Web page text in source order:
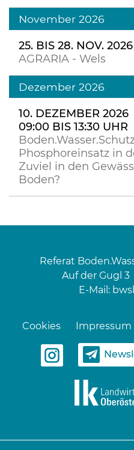
November 2026
25. BIS 28. NOV. 2026
AGRARIA - Wels
Dezember 2026
10. DEZEMBER 2026
09:00 BIS 13:30 UHR
Phosphoreinsatz in
Zuviel in den
Boden?
Referat
Auf der Gugl 3
E-Mail:
Cookies Impressum